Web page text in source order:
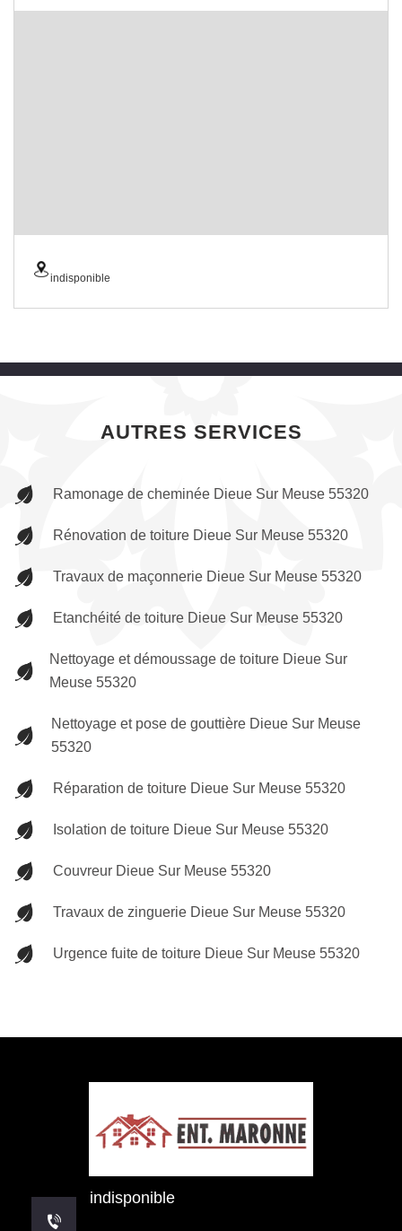
indisponible
AUTRES SERVICES
Ramonage de cheminée Dieue Sur Meuse 55320
Rénovation de toiture Dieue Sur Meuse 55320
Travaux de maçonnerie Dieue Sur Meuse 55320
Etanchéité de toiture Dieue Sur Meuse 55320
Nettoyage et démoussage de toiture Dieue Sur
Meuse 55320
Nettoyage et pose de gouttière Dieue Sur Meuse
55320
Réparation de toiture Dieue Sur Meuse 55320
Isolation de toiture Dieue Sur Meuse 55320
Couvreur Dieue Sur Meuse 55320
Travaux de zinguerie Dieue Sur Meuse 55320
Urgence fuite de toiture Dieue Sur Meuse 55320
indisponible